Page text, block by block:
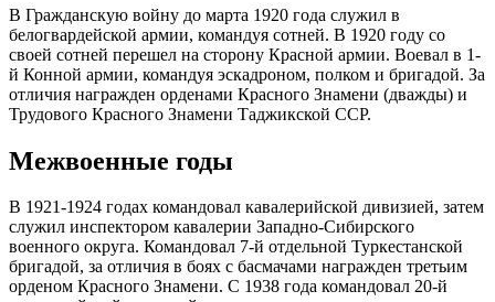
В Гражданскую войну до марта 1920 года служил в
белогвардейской армии, командуя сотней. В 1920 году со
своей сотней перешел на сторону Красной армии. Воевал в 1-
й Конной армии, командуя эскадроном, полком и бригадой. За
отличия награжден орденами Красного Знамени (дважды) и
Трудового Красного Знамени Таджикской ССР.
Межвоенные годы
В 1921-1924 годах командовал кавалерийской дивизией, затем
служил инспектором кавалерии Западно-Сибирского
военного округа. Командовал 7-й отдельной Туркестанской
бригадой, за отличия в боях с басмачами награжден третьим
орденом Красного Знамени. С 1938 года командовал 20-й